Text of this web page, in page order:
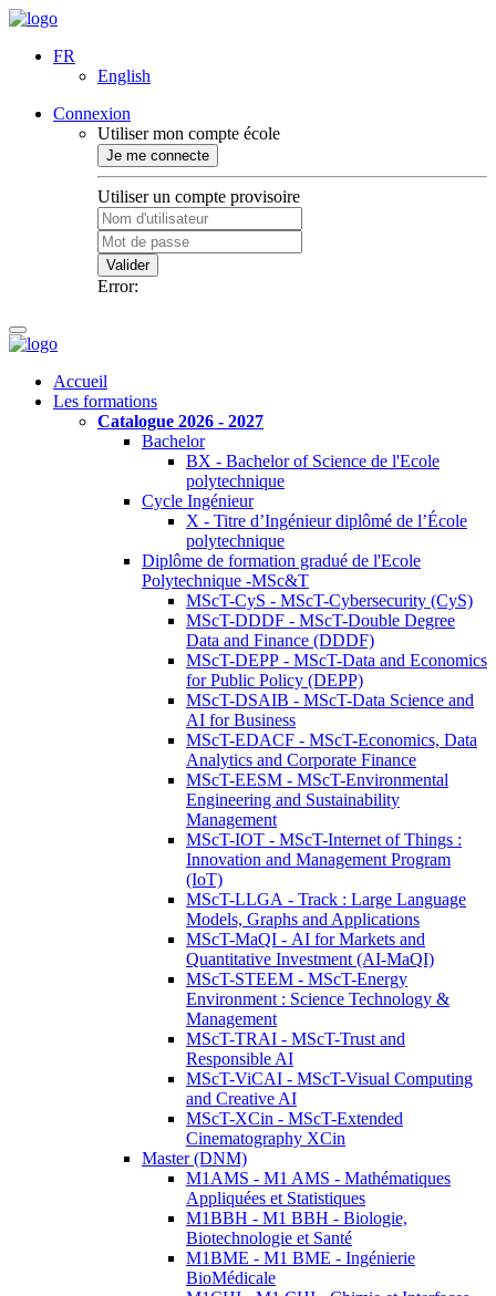
FR
English
Connexion
Utiliser mon compte école
Je me connecte
Utiliser un compte provisoire
Valider
Error:
Accueil
Les formations
Catalogue 2026 - 2027
Bachelor
BX - Bachelor of Science de l'Ecole
polytechnique
Cycle Ingénieur
X - Titre d’Ingénieur diplômé de l’École
polytechnique
Diplôme de formation gradué de l'Ecole
Polytechnique -MSc&T
MScT-CyS - MScT-Cybersecurity (CyS)
MScT-DDDF - MScT-Double Degree
Data and Finance (DDDF)
MScT-DEPP - MScT-Data and Economics
for Public Policy (DEPP)
MScT-DSAIB - MScT-Data Science and
AI for Business
MScT-EDACF - MScT-Economics, Data
Analytics and Corporate Finance
MScT-EESM - MScT-Environmental
Engineering and Sustainability
Management
MScT-IOT - MScT-Internet of Things :
Innovation and Management Program
(IoT)
MScT-LLGA - Track : Large Language
Models, Graphs and Applications
MScT-MaQI - AI for Markets and
Quantitative Investment (AI-MaQI)
MScT-STEEM - MScT-Energy
Environment : Science Technology &
Management
MScT-TRAI - MScT-Trust and
Responsible AI
MScT-ViCAI - MScT-Visual Computing
and Creative AI
MScT-XCin - MScT-Extended
Cinematography XCin
Master (DNM)
M1AMS - M1 AMS - Mathématiques
Appliquées et Statistiques
M1BBH - M1 BBH - Biologie,
Biotechnologie et Santé
M1BME - M1 BME - Ingénierie
BioMédicale